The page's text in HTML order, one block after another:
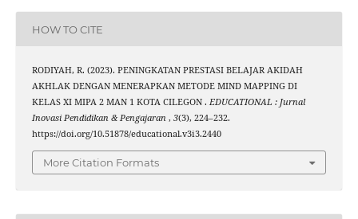
HOW TO CITE
RODIYAH, R. (2023). PENINGKATAN PRESTASI BELAJAR AKIDAH
AKHLAK DENGAN MENERAPKAN METODE MIND MAPPING DI
KELAS XI MIPA 2 MAN 1 KOTA CILEGON . EDUCATIONAL : Jurnal
Inovasi Pendidikan & Pengajaran , 3(3), 224–232.
https://doi.org/10.51878/educational.v3i3.2440
More Citation Formats